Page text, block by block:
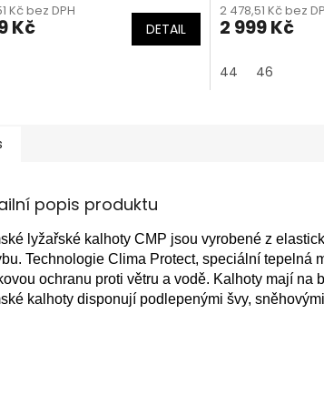
Kč bez DPH
Kč DETAIL
2 478,51 Kč bez
2 999 Kč
44 46
popis produktu
lyžařské kalhoty CMP jsou vyrobené z
Technologie Clima Protect, speciální tepelná
ochranu proti větru a vodě. Kalhoty mají na
kalhoty disponují podlepenými švy,